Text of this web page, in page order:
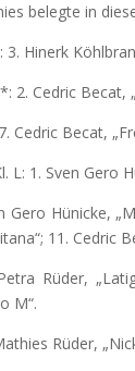
belegte in
Hinerk
2. Cedric Becat,
Cedric Becat,
L: 1. Sven Gero
Gero Hünicke,
11. Cedric
Rüder,
M“.
Rüder,